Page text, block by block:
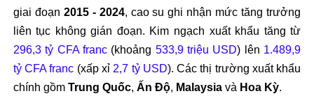
giai đoạn 2015 - 2024, cao su ghi nhận mức tăng trưởng
liên tục không gián đoạn. Kim ngạch xuất khẩu tăng từ
296,3 tỷ CFA franc(khoảng 533,9 triệu USD) lên 1.489,9
tỷ CFA franc (xấp xỉ 2,7 tỷ USD). Các thị trường xuất khẩu
chính gồm Trung Quốc, Ấn Độ, Malaysiavà Hoa Kỳ.